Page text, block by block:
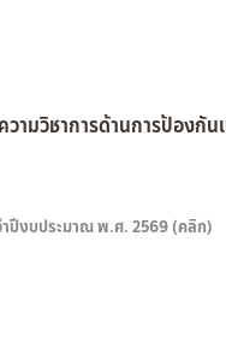
ามวิชาการด้านการป้องกั
ำปีงบประมาณ พ.ศ. 2569 (คลิก)